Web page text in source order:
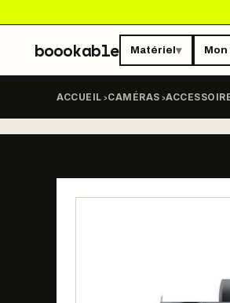
boookable Matériel▾ Mon
ACCUEIL ›CAMÉRAS ›